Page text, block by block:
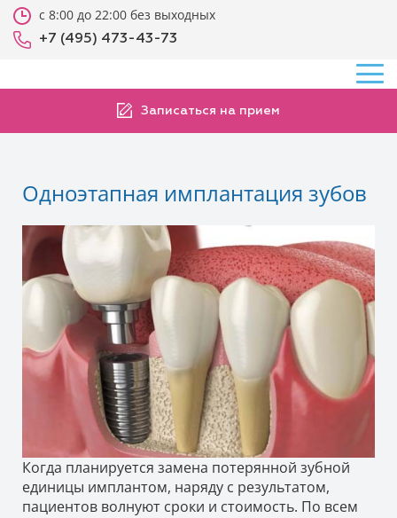
с 8:00 до 22:00 без выходных
+7 (495) 473-43-73
Записаться на прием
Одноэтапная имплантация зубов
Когда планируется замена потерянной зубной
единицы имплантом, наряду с результатом,
пациентов волнуют сроки и стоимость. По всем